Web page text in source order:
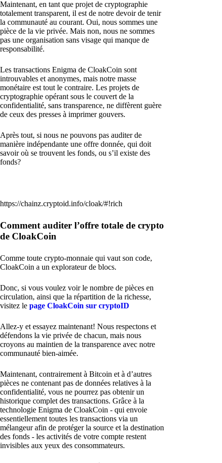
Maintenant, en tant que projet de cryptographie
totalement transparent, il est de notre devoir de tenir
la communauté au courant. Oui, nous sommes une
pièce de la vie privée. Mais non, nous ne sommes
pas une organisation sans visage qui manque de
responsabilité.
Les transactions Enigma de CloakCoin sont
introuvables et anonymes, mais notre masse
monétaire est tout le contraire. Les projets de
cryptographie opérant sous le couvert de la
confidentialité, sans transparence, ne diffèrent guère
de ceux des presses à imprimer gouvers.
Après tout, si nous ne pouvons pas auditer de
manière indépendante une offre donnée, qui doit
savoir où se trouvent les fonds, ou s’il existe des
fonds?
https://chainz.cryptoid.info/cloak/#!rich
Comment auditer l’offre totale de crypto
de CloakCoin
Comme toute crypto-monnaie qui vaut son code,
CloakCoin a un explorateur de blocs.
Donc, si vous voulez voir le nombre de pièces en
circulation, ainsi que la répartition de la richesse,
visitez le page CloakCoin sur cryptoID
Allez-y et essayez maintenant! Nous respectons et
défendons la vie privée de chacun, mais nous
croyons au maintien de la transparence avec notre
communauté bien-aimée.
Maintenant, contrairement à Bitcoin et à d’autres
pièces ne contenant pas de données relatives à la
confidentialité, vous ne pourrez pas obtenir un
historique complet des transactions. Grâce à la
technologie Enigma de CloakCoin - qui envoie
essentiellement toutes les transactions via un
mélangeur afin de protéger la source et la destination
des fonds - les activités de votre compte restent
invisibles aux yeux des consommateurs.